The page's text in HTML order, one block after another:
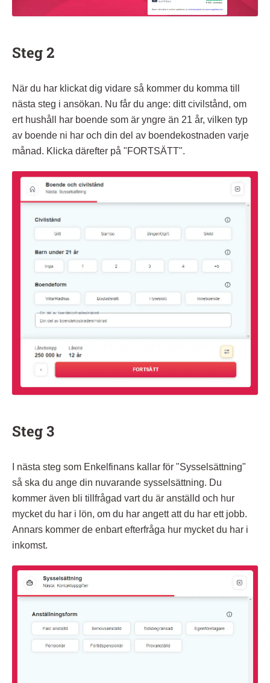
Steg 2
När du har klickat dig vidare så kommer du komma till
nästa steg i ansökan. Nu får du ange: ditt civilstånd, om
ert hushåll har boende som är yngre än 21 år, vilken typ
av boende ni har och din del av boendekostnaden varje
månad. Klicka därefter på "FORTSÄTT".
Steg 3
I nästa steg som Enkelfinans kallar för "Sysselsättning"
så ska du ange din nuvarande sysselsättning. Du
kommer även bli tillfrågad vart du är anställd och hur
mycket du har i lön, om du har angett att du har ett jobb.
Annars kommer de enbart efterfråga hur mycket du har i
inkomst.